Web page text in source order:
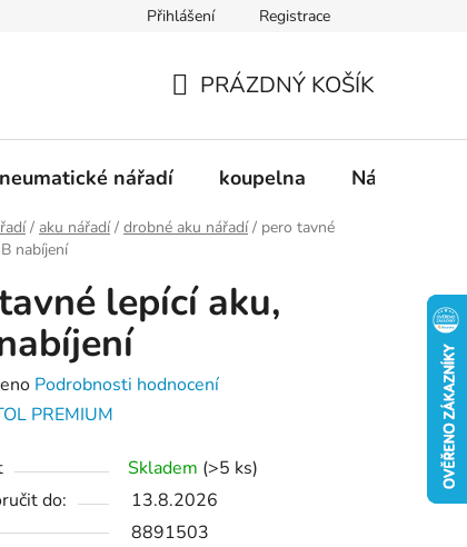
Doprava a platba Kontakty
Přihlášení Registrace
KOŠÍK
PRÁZDNÝ KOŠÍK
nářadí koupelna Nádobí
/ aku nářadí / drobné aku nářadí / pero tavné
nabíjení
lepící aku,
Podrobnosti hodnocení
PREMIUM
Skladem (>5 ks)
do:
13.8.2026
8891503